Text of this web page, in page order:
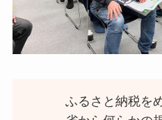
ふるさと納税を